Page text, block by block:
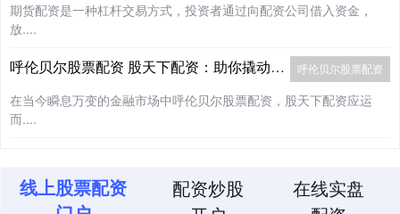
期货配资是一种杠杆交易方式，投资者通过向配资公司借入资金，
放....
呼伦贝尔股票配资
呼伦贝尔股票配资 股天下配资：助你撬动财富杠杆，成就投资梦想
在当今瞬息万变的金融市场中呼伦贝尔股票配资，股天下配资应运
而....
线上股票配资
配资炒股
在线实盘